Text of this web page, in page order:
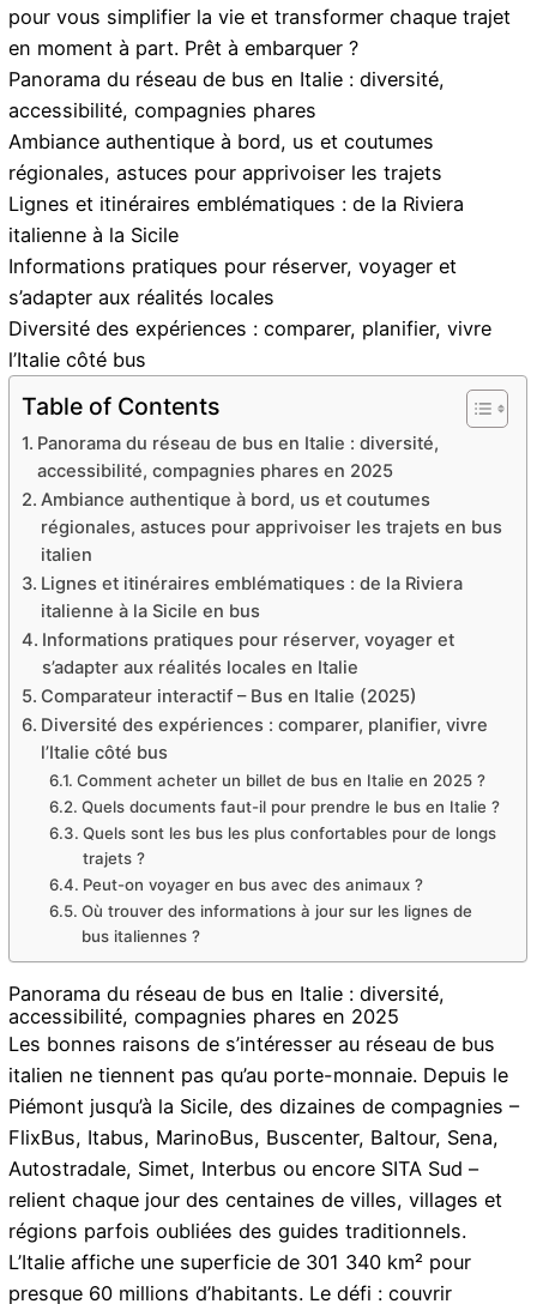
pour vous simplifier la vie et transformer chaque trajet
en moment à part. Prêt à embarquer ?
Panorama du réseau de bus en Italie : diversité,
accessibilité, compagnies phares
Ambiance authentique à bord, us et coutumes
régionales, astuces pour apprivoiser les trajets
Lignes et itinéraires emblématiques : de la Riviera
italienne à la Sicile
Informations pratiques pour réserver, voyager et
s’adapter aux réalités locales
Diversité des expériences : comparer, planifier, vivre
l’Italie côté bus
Table of Contents
Panorama du réseau de bus en Italie : diversité,
accessibilité, compagnies phares en 2025
Ambiance authentique à bord, us et coutumes
régionales, astuces pour apprivoiser les trajets en bus
italien
Lignes et itinéraires emblématiques : de la Riviera
italienne à la Sicile en bus
Informations pratiques pour réserver, voyager et
s’adapter aux réalités locales en Italie
Comparateur interactif – Bus en Italie (2025)
Diversité des expériences : comparer, planifier, vivre
l’Italie côté bus
Comment acheter un billet de bus en Italie en 2025 ?
Quels documents faut-il pour prendre le bus en Italie ?
Quels sont les bus les plus confortables pour de longs
trajets ?
Peut-on voyager en bus avec des animaux ?
Où trouver des informations à jour sur les lignes de
bus italiennes ?
Panorama du réseau de bus en Italie : diversité,
accessibilité, compagnies phares en 2025
Les bonnes raisons de s’intéresser au réseau de bus
italien ne tiennent pas qu’au porte-monnaie. Depuis le
Piémont jusqu’à la Sicile, des dizaines de compagnies –
FlixBus, Itabus, MarinoBus, Buscenter, Baltour, Sena,
Autostradale, Simet, Interbus ou encore SITA Sud –
relient chaque jour des centaines de villes, villages et
régions parfois oubliées des guides traditionnels.
L’Italie affiche une superficie de 301 340 km² pour
presque 60 millions d’habitants. Le défi : couvrir